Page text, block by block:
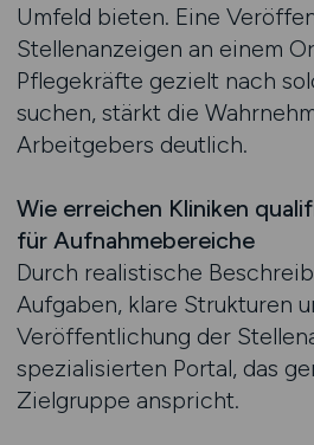
Umfeld bieten. Eine
Stellenanzeigen an einem
Pflegekräfte gezielt nach
suchen, stärkt die
Arbeitgebers deutlich.
Wie erreichen Kliniken
für Aufnahmebereiche
Durch realistische
Aufgaben, klare Strukturen
Veröffentlichung der
spezialisierten Portal, das
Zielgruppe anspricht.